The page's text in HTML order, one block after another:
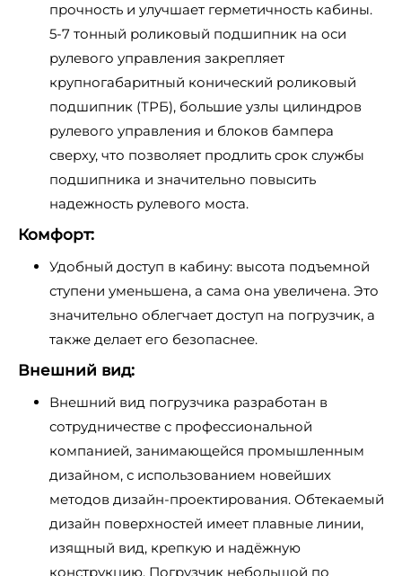
прочность и улучшает герметичность кабины.
5-7 тонный роликовый подшипник на оси
рулевого управления закрепляет
крупногабаритный конический роликовый
подшипник (ТРБ), большие узлы цилиндров
рулевого управления и блоков бампера
сверху, что позволяет продлить срок службы
подшипника и значительно повысить
надежность рулевого моста.
Комфорт:
Удобный доступ в кабину: высота подъемной
ступени уменьшена, а сама она увеличена. Это
значительно облегчает доступ на погрузчик, а
также делает его безопаснее.
Внешний вид:
Внешний вид погрузчика разработан в
сотрудничестве с профессиональной
компанией, занимающейся промышленным
дизайном, с использованием новейших
методов дизайн-проектирования. Обтекаемый
дизайн поверхностей имеет плавные линии,
изящный вид, крепкую и надёжную
конструкцию. Погрузчик небольшой по